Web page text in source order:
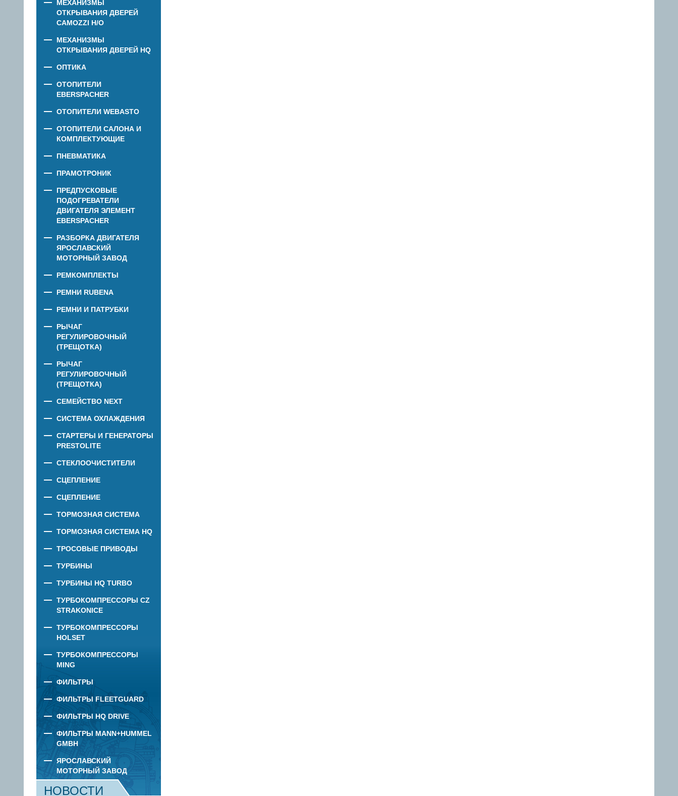
МЕХАНИЗМЫ
ОТКРЫВАНИЯ ДВЕРЕЙ
CAMOZZI Н/О
МЕХАНИЗМЫ
ОТКРЫВАНИЯ ДВЕРЕЙ HQ
ОПТИКА
ОТОПИТЕЛИ
EBERSPACHER
ОТОПИТЕЛИ WEBASTO
ОТОПИТЕЛИ САЛОНА И
КОМПЛЕКТУЮЩИЕ
ПНЕВМАТИКА
ПРАМОТРОНИК
ПРЕДПУСКОВЫЕ
ПОДОГРЕВАТЕЛИ
ДВИГАТЕЛЯ ЭЛЕМЕНТ
EBERSPACHER
РАЗБОРКА ДВИГАТЕЛЯ
ЯРОСЛАВСКИЙ
МОТОРНЫЙ ЗАВОД
РЕМКОМПЛЕКТЫ
РЕМНИ RUBENA
РЕМНИ И ПАТРУБКИ
РЫЧАГ
РЕГУЛИРОВОЧНЫЙ
(ТРЕЩОТКА)
РЫЧАГ
РЕГУЛИРОВОЧНЫЙ
(ТРЕЩОТКА)
СЕМЕЙСТВО NEXT
СИСТЕМА ОХЛАЖДЕНИЯ
СТАРТЕРЫ И ГЕНЕРАТОРЫ
PRESTOLITE
СТЕКЛООЧИСТИТЕЛИ
СЦЕПЛЕНИЕ
СЦЕПЛЕНИЕ
ТОРМОЗНАЯ СИСТЕМА
ТОРМОЗНАЯ СИСТЕМА HQ
ТРОСОВЫЕ ПРИВОДЫ
ТУРБИНЫ
ТУРБИНЫ HQ TURBO
ТУРБОКОМПРЕССОРЫ CZ
STRAKONICE
ТУРБОКОМПРЕССОРЫ
HOLSET
ТУРБОКОМПРЕССОРЫ
MING
ФИЛЬТРЫ
ФИЛЬТРЫ FLEETGUARD
ФИЛЬТРЫ HQ DRIVE
ФИЛЬТРЫ MANN+HUMMEL
GMBH
ЯРОСЛАВСКИЙ
МОТОРНЫЙ ЗАВОД
НОВОСТИ